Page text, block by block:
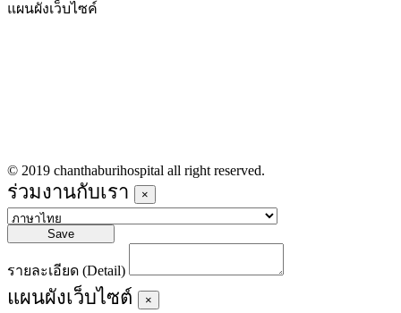
แผนผังเว็บไซค์
© 2019 chanthaburihospital all right reserved.
ร่วมงานกับเรา ×
Save
รายละเอียด (Detail)
แผนผังเว็บไซต์ ×